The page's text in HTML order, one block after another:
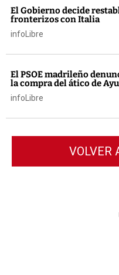
El Gobierno decide
fronterizos con Italia
infoLibre
El PSOE madrileño
la compra del ático de
infoLibre
VOLVER